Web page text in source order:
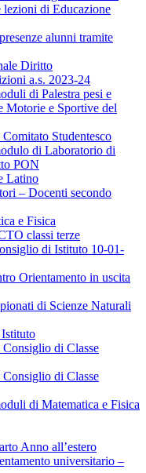
di Educazione
alunni tramite
Diritto
a.s. 2023-24
di Palestra pesi e
Motorie e Sportive del
Studentesco
di Laboratorio di
PON
Latino
– Docenti secondo
e Fisica
classi terze
di Istituto 10-01-
Orientamento in uscita
di Scienze Naturali
di Classe
di Classe
di Matematica e Fisica
Anno all’estero
universitario –